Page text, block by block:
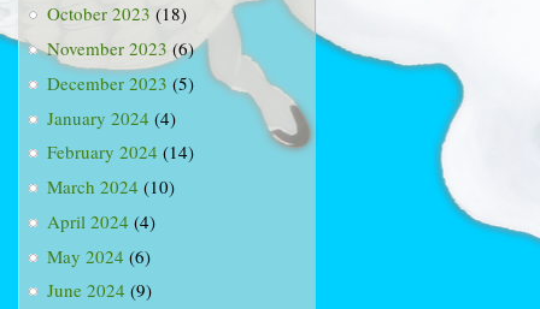
October 2023 (18)
November 2023 (6)
December 2023 (5)
January 2024 (4)
February 2024 (14)
March 2024 (10)
April 2024 (4)
May 2024 (6)
June 2024 (9)